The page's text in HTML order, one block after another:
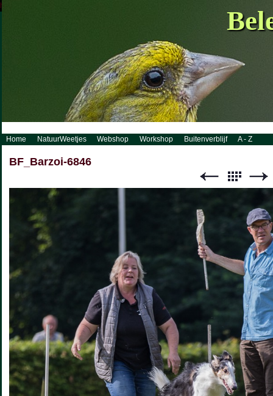
http://www.visueelconcept.nl/sitemap.xml.gz
Home NatuurWeetjes Webshop Workshop Buitenverblijf A - Z
BF_Barzoi-6846